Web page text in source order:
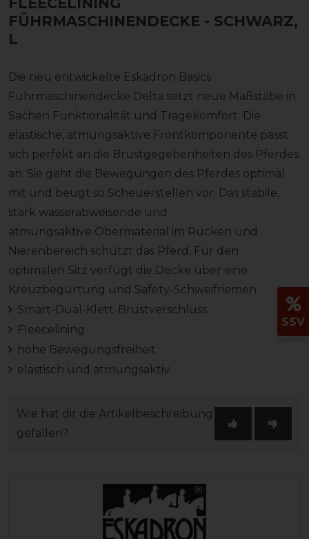
FÜHRMASCHINENDECKE - SCHWARZ,
L
Die neu entwickelte Eskadron Basics
Führmaschinendecke Delta setzt neue Maßstäbe in
Sachen Funktionalität und Tragekomfort. Die
elastische, atmungsaktive Frontkomponente passt
sich perfekt an die Brustgegebenheiten des Pferdes
an. Sie geht die Bewegungen des Pferdes optimal
mit und beugt so Scheuerstellen vor. Das stabile,
stark wasserabweisende und
atmungsaktive Obermaterial im Rücken und
Nierenbereich schützt das Pferd. Für den
optimalen Sitz verfügt die Decke über eine
Kreuzbegurtung und Safety-Schweifriemen.
Smart-Dual-Klett-Brustverschluss
Fleecelining
hohe Bewegungsfreiheit
elastisch und atmungsaktiv
Wie hat dir die Artikelbeschreibung
gefallen?
SSV